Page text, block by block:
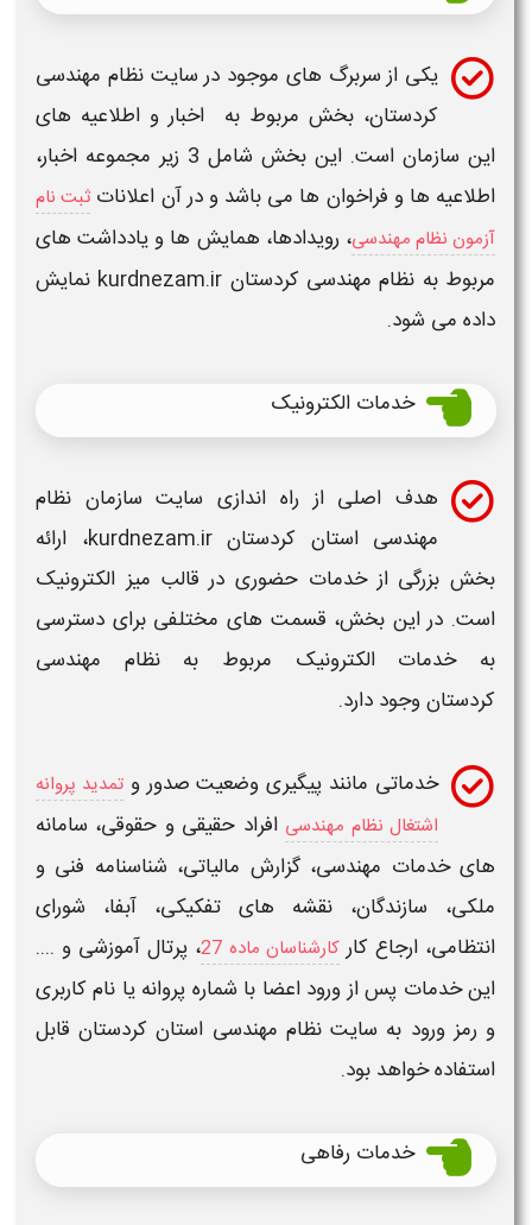
یکی از سربرگ های موجود درسایت نظام مهندسی
کردستان، بخش مربوط به اخبار و اطلاعیه های
این سازمان
است. این بخش شامل 3 زیر مجموعه اخبار،
اطلاعیه ها و فراخوان ها می باشد و در آن اعلاناتثبت نام
آزمون نظام مهندسی، رویدادها، همایش ها و یادداشت های
مربوط به نظام مهندسی کردستان kurdnezam.ir
نمایش
داده می شود.
خدمات الکترونیک
هدف اصلی از راه اندازی سایت سازمان نظام
مهندسی استان کردستان kurdnezam.ir
، ارائه
بخش بزرگی از خدمات حضوری در قالب میز الکترونیک
است. در این بخش، قسمت های مختلفی برای دسترسی
به خدمات الکترونیک مربوط بهنظام مهندسی
کردستانوجود دارد.
خدماتی مانند پیگیری وضعیت صدور وتمدید پروانه
اشتغال نظام مهندسی افراد حقیقی و حقوقی، سامانه
های خدمات مهندسی،گزارش مالیاتی، شناسنامه فنی و
ملکی، سازندگان، نقشه های تفکیکی، آبفا، شورای
انتظامی، ارجاع کارکارشناسان ماده 27
، پرتال آموزشی و ....
این خدمات پس از ورود اعضا با شماره پروانه یا نام کاربری
و رمز ورود به سایت نظام مهندسی استان کردستانقابل
استفاده خواهد بود.
خدمات رفاهی